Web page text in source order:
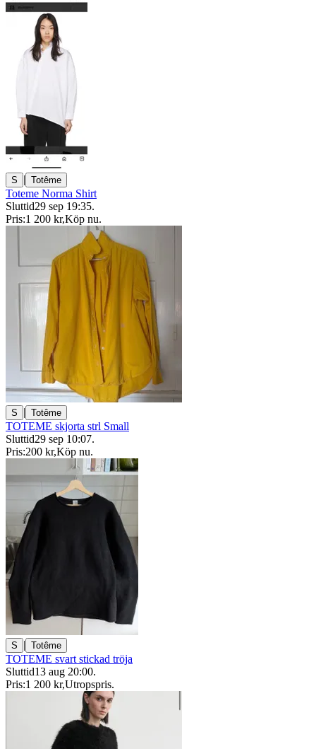
S | Totême
Toteme Norma Shirt
Sluttid29 sep 19:35.
Pris:1 200 kr,Köp nu.
S | Totême
TOTEME skjorta strl Small
Sluttid29 sep 10:07.
Pris:200 kr,Köp nu.
S | Totême
TOTEME svart stickad tröja
Sluttid13 aug 20:00.
Pris:1 200 kr,Utropspris.